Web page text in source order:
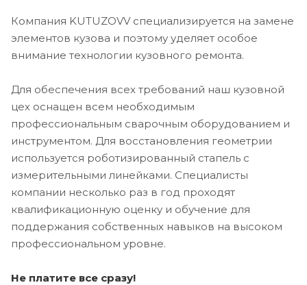
Компания KUTUZOVV специализируется на замене
элементов кузова и поэтому уделяет особое
внимание технологии кузовного ремонта.
Для обеспечения всех требований наш кузовной
цех оснащен всем необходимым
профессиональным сварочным оборудованием и
инструментом. Для восстановления геометрии
используется роботизированный стапель с
измерительными линейками. Специалисты
компании несколько раз в год проходят
квалификационную оценку и обучение для
поддержания собственных навыков на высоком
профессиональном уровне.
Не платите все сразу!